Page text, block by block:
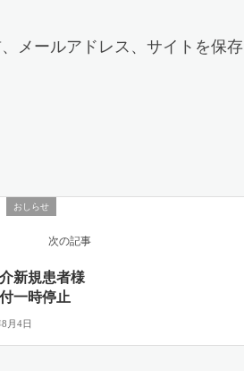
メールアドレス、サイトを保存
おしらせ
次の記事
新規患者様
一時停止
月4日